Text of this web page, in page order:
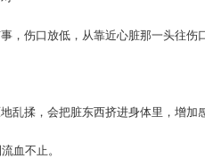
，伤口放低，从靠近心脏那一头往伤
乱揉，会把脏东西挤进身体里，增加
血不止。